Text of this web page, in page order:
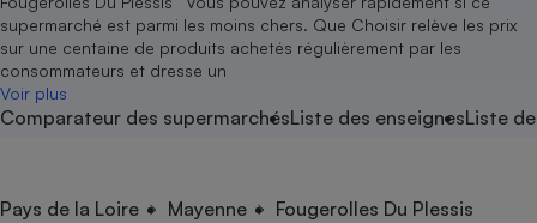
supermarché est parmi les moins chers. Que Choisir relève les prix
sur une centaine de produits achetés régulièrement par les
consommateurs et dresse un
Voir plus
Comparateur des supermarchésListe des enseignesListe
Pays de la Loire Mayenne Fougerolles Du Plessis
Agriculture
Produit alimentaire
Achat - Vente - Location
Carburant
Magasin - Grande surface
Marketing - Fidélisation
Air
Eau
Sport
Vacances - Tourisme
Service marchand
Brèves
Soumettre un litige
Lettres types
Rencontrer une association locale
Nos associations locales
Nous rejoindre
En savoir plus sur Que Choisir Ensemble
?
Nos partenaires
Nous rejoindre